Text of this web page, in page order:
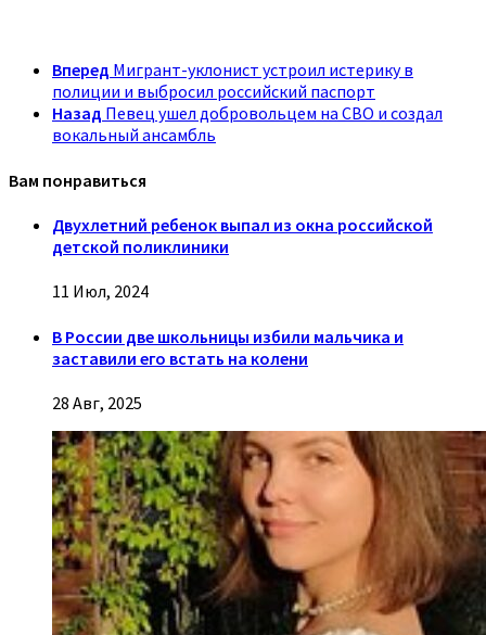
Вперед Мигрант-уклонист устроил истерику в
полиции и выбросил российский паспорт
Назад Певец ушел добровольцем на СВО и создал
вокальный ансамбль
Вам понравиться
Двухлетний ребенок выпал из окна российской
детской поликлиники
11 Июл, 2024
В России две школьницы избили мальчика и
заставили его встать на колени
28 Авг, 2025